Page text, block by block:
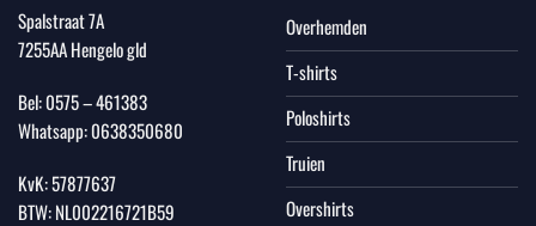
Spalstraat 7A
7255AA Hengelo gld
Bel:0575 – 461383
Whatsapp:0638350680
KvK: 57877637
BTW: NL002216721B59
Overhemden
T-shirts
Poloshirts
Truien
Overshirts